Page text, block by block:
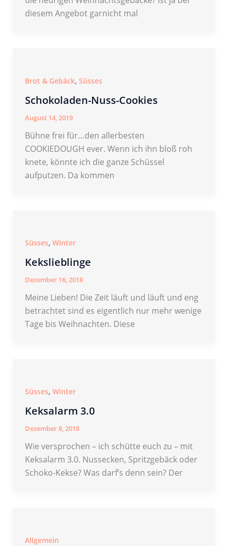
diesem Angebot garnicht mal
Brot & Gebäck, Süsses
Schokoladen-Nuss-Cookies
August 14, 2019
Bühne frei für…den allerbesten
COOKIEDOUGH ever. Wenn ich ihn bloß roh
knete, könnte ich die ganze Schüssel
aufputzen. Da kommen
Süsses, Winter
Kekslieblinge
Dezember 16, 2018
Meine Lieben! Die Zeit läuft und läuft und eng
betrachtet sind es eigentlich nur mehr wenige
Tage bis Weihnachten. Diese
Süsses, Winter
Keksalarm 3.0
Dezember 8, 2018
Wie versprochen – ich schütte euch zu – mit
Keksalarm 3.0. Nussecken, Spritzgebäck oder
Schoko-Kekse? Was darf’s denn sein? Der
Allgemein